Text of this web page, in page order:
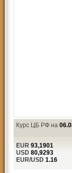
Курс ЦБ РФ на
EUR 93,1901
USD 80,9293
EUR/USD 1.16